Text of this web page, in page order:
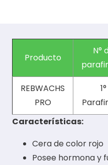
Producto
N°
REBWACHS
PRO
1°
Características:
Cera de color rojo
Posee hormona y